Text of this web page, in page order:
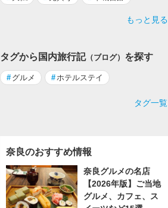
もっと見る
タグから国内旅行記（ブログ） を探す
# グルメ #ホテルステイ
タグ一覧
奈良のおすすめ情報
奈良グルメの名店
【2026年版】ご当地
グルメ、カフェ、ス